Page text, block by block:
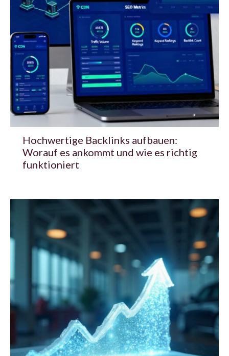
Hochwertige Backlinks aufbauen:
Worauf es ankommt und wie es richtig
funktioniert